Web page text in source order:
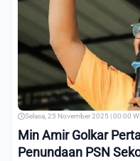
Selasa, 25 November 2025 | 00:00
Min Amir Golkar
Penundaan PSN